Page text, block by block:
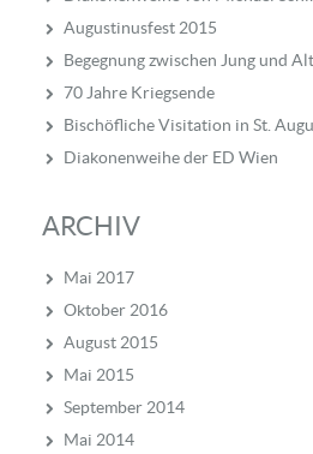
Augustinusfest 2015
Begegnung zwischen Jung und Alt
70 Jahre Kriegsende
Bischöfliche Visitation in St.
Diakonenweihe der ED Wien
ARCHIV
Mai 2017
Oktober 2016
August 2015
Mai 2015
September 2014
Mai 2014